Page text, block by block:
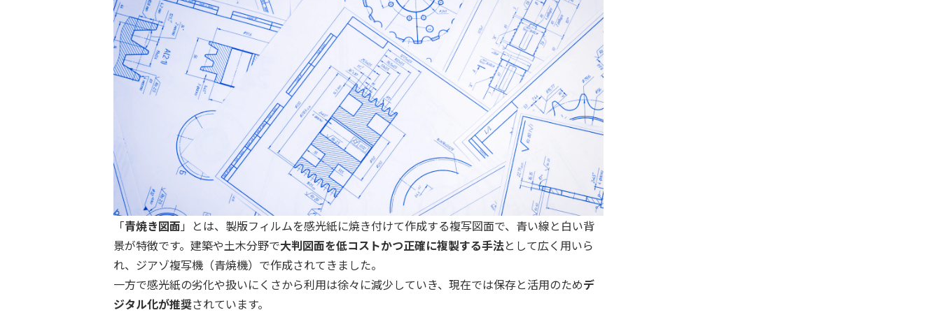
「青焼き図面 」とは、製版フィルムを感光紙に焼き付けて作成する複写図面で、青い線と白い背
景が特徴です。建築や土木分野で大判図面を低コストかつ正確に複製する手法として広く用いら
れ、ジアゾ複写機（青焼機）で作成されてきました。
一方で感光紙の劣化や扱いにくさから利用は徐々に減少していき、現在では保存と活用のためデ
ジタル化が推奨されています。